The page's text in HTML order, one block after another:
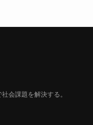
会課題を解決する。